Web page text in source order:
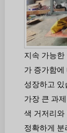
지속 가능한
가 증가함
성장하고
가장 큰 과
색 거저리와
정확하게 분